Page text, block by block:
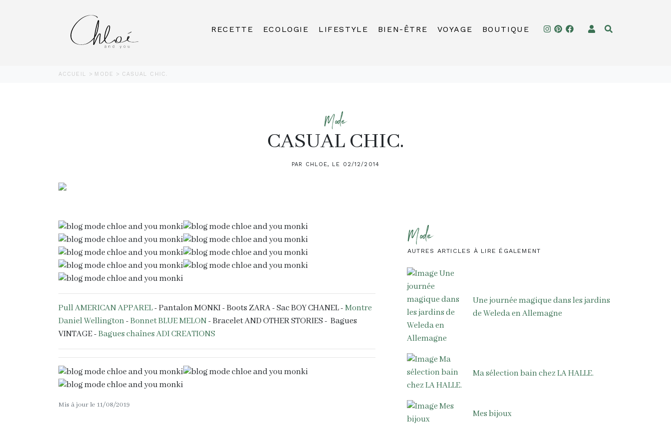
RECETTE ECOLOGIE LIFESTYLE BIEN-ÊTRE VOYAGE BOUTIQUE
ACCUEIL MODE CASUAL CHIC.
Mode
CASUAL CHIC.
PAR CHLOE, LE 02/12/2014
Pull AMERICAN APPAREL- Pantalon MONKI - Boots ZARA - Sac BOY CHANEL -Montre
Daniel Wellington-Bonnet BLUE MELON- Bracelet AND OTHER STORIES - Bagues
VINTAGE -Bagues chaînes ADI CREATIONS
Mis à jour le 11/08/2019
Mode
AUTRES ARTICLES À LIRE ÉGALEMENT
Une journée magique dans les jardins
de Weleda en Allemagne
Ma sélection bain chez LA HALLE.
Mes bijoux